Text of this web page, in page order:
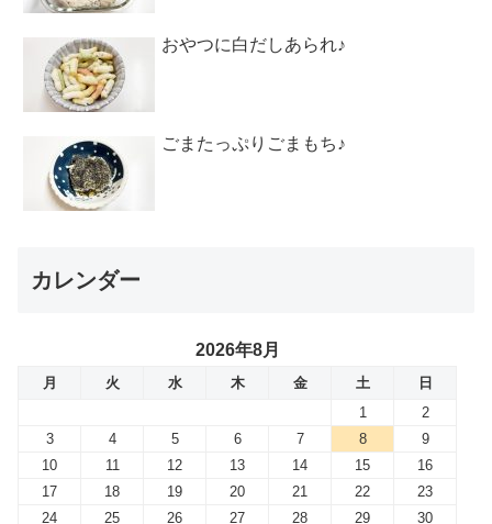
おやつに白だしあられ♪
ごまたっぷりごまもち♪
カレンダー
2026年8月
月 火 水 木 金 土
日
1
2
3
4 5 6 7 8
9
10
11 12 13 14 15
16
17
18 19 20 21 22
23
24
25 26 27 28 29
30